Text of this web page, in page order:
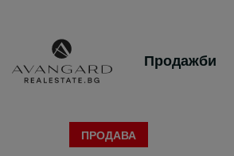
Продажби
ПРОДАВА